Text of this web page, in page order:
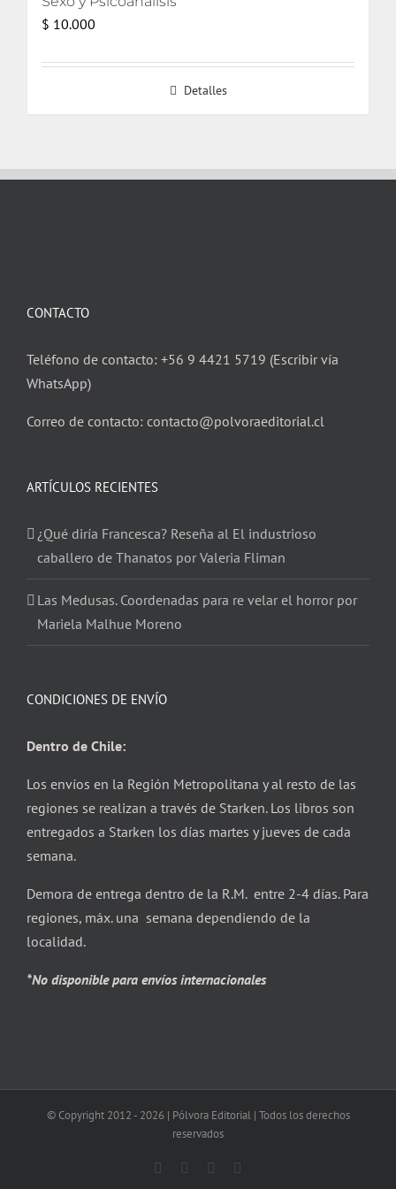
$ 10.000
Detalles
CONTACTO
Teléfono de contacto: +56 9 4421 5719 (Escribir vía
WhatsApp)
Correo de contacto: contacto@polvoraeditorial.cl
ARTÍCULOS RECIENTES
¿Qué diría Francesca? Reseña al El industrioso
caballero de Thanatos por Valeria Fliman
Las Medusas. Coordenadas para re velar el horror por
Mariela Malhue Moreno
CONDICIONES DE ENVÍO
Dentro de Chile:
Los envíos en la Región Metropolitana y al resto de las
regiones se realizan a través de Starken. Los libros son
entregados a Starken los días martes y jueves de cada
semana.
Demora de entrega dentro de la R.M. entre 2-4 días. Para
regiones, máx. una semana dependiendo de la
localidad.
*No disponible para envíos internacionales
© Copyright 2012 - 2026 | Pólvora Editorial | Todos los derechos
reservados
Facebook Instagram